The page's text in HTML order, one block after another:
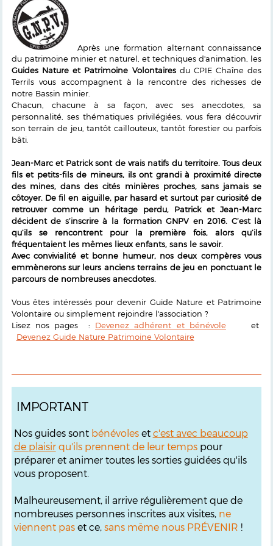
Après une formation alternant connaissance
du patrimoine minier et naturel, et techniques d'animation, les
Guides Nature et Patrimoine Volontairesdu CPIE Chaîne des
Terrils vous accompagnent à la rencontre des richesses de
notre Bassin minier.
Chacun, chacune à sa façon, avec ses anecdotes, sa
personnalité, ses thématiques privilégiées, vous fera découvrir
son terrain de jeu, tantôt caillouteux, tantôt forestier ou parfois
bâti.
Jean-Marc et Patrick sont de vrais natifs du territoire. Tous deux
fils et petits-fils de mineurs, ils ont grandi à proximité directe
des mines, dans des cités minières proches, sans jamais se
côtoyer. De fil en aiguille, par hasard et surtout par curiosité de
retrouver comme un héritage perdu, Patrick et Jean-Marc
décident de s’inscrire à la formation GNPV en 2016. C’est là
qu’ils se rencontrent pour la première fois, alors qu’ils
fréquentaient les mêmes lieux enfants, sans le savoir.
Avec convivialité et bonne humeur, nos deux compères vous
emmènerons sur leurs anciens terrains de jeu en ponctuant le
parcours de nombreuses anecdotes.
Vous êtes intéressés pour devenir Guide Nature et Patrimoine
Volontaire ou simplement rejoindre l'association ?
Lisez nos pages : Devenez adhérent et bénévole et
Devenez Guide Nature Patrimoine Volontaire
IMPORTANT
Nos guides sont bénévoleset c'est avec beaucoup
de plaisirqu'ils prennent de leur tempspour
préparer et animer toutes les sorties guidées qu'ils
vous proposent.
Malheureusement, il arrive régulièrement que de
nombreuses personnes inscrites aux visites, ne
viennent paset ce, sans même nous PRÉVENIR !